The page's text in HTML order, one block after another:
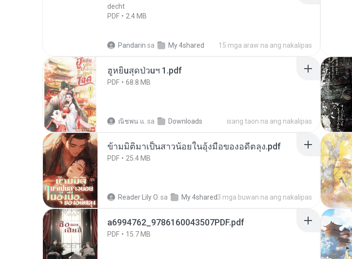
decht
PDF
2.4 MB
Pandarin sa My 4shared 15 mga araw na ang nakalipas
ฮูหยิuสุดป่วuฯ 1.pdf
PDF 68.8 MB
ณิชพน แ. sa Downloads isang taon na ang nakalipas
ข้ามมิติมาเป็นสาวน้อยในอุ้งมือของอดีตลุง.pdf
PDF 25.4 MB
Reader Lily O. sa My 4shared3 mga buwan na ang nakalipas
a6994762_9786160043507PDF.pdf
PDF 15.7 MB